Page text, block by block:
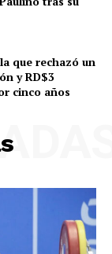
que rechazó un
y RD$3
cinco años